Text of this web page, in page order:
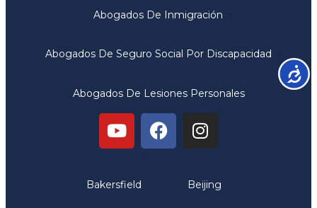
Abogados De Inmigración
Abogados De Seguro Social Por Discapacidad
Abogados De Lesiones Personales
Bakersfield Beijing